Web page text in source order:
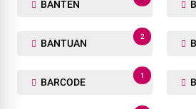
BANTEN
BANTUAN
2
BARCODE
1